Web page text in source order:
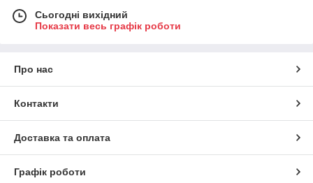
Сьогодні вихідний
Показати весь графік роботи
Про нас
Контакти
Доставка та оплата
Графік роботи